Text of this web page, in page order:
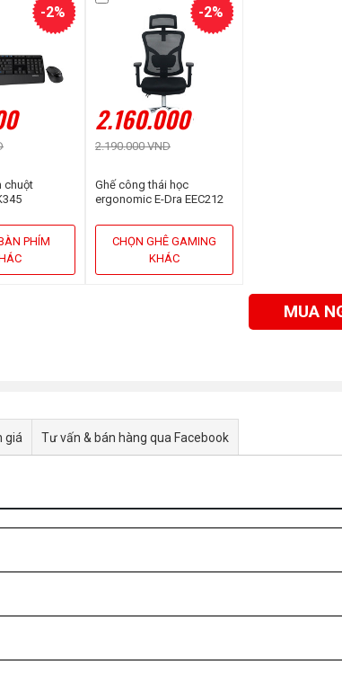
-2%
chuột
PHÍM
2.160.000
2.190.000 VND
-2%
Ghế công thái học
ergonomic E-Dra EEC212
CHỌN GHÊ GAMING
KHÁC
MUA
giá Tư vấn & bán hàng qua Facebook